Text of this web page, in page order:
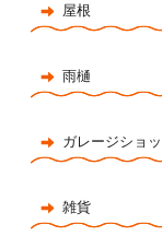
屋根
雨樋
ガレージショ
雑貨